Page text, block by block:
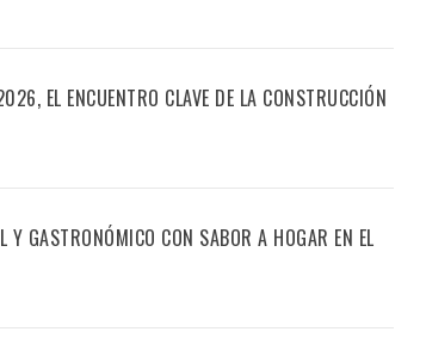
EL ENCUENTRO CLAVE DE LA CONSTRUCCIÓN
GASTRONÓMICO CON SABOR A HOGAR EN EL